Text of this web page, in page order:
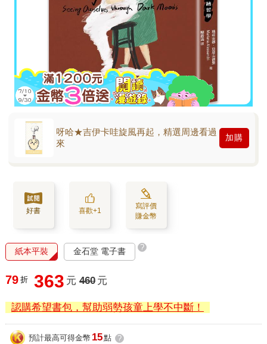
呀哈★吉伊卡哇旋風再起，精選周邊看過
來
加購
好書 喜歡+1
寫評價
賺金幣
紙本平裝 金石堂 電子書 ?
79 折 363 元 460 元
認購希望書包，幫助弱勢孩童上學不中斷！
預計最高可得金幣 15點 ?